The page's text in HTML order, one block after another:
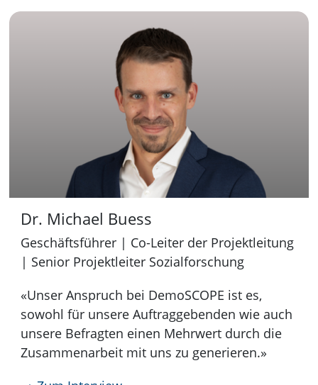
Dr. Michael Buess
Geschäftsführer | Co-Leiter der Projektleitung
| Senior Projektleiter Sozialforschung
«Unser Anspruch bei DemoSCOPE ist es,
sowohl für unsere Auftraggebenden wie auch
unsere Befragten einen Mehrwert durch die
Zusammenarbeit mit uns zu generieren.»